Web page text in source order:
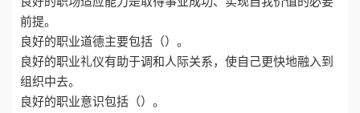
前提。
良好的职业道德主要包括（）。
良好的职业礼仪有助于调和人际关系，使自己更快地融入到
组织中去。
良好的职业意识包括（）。